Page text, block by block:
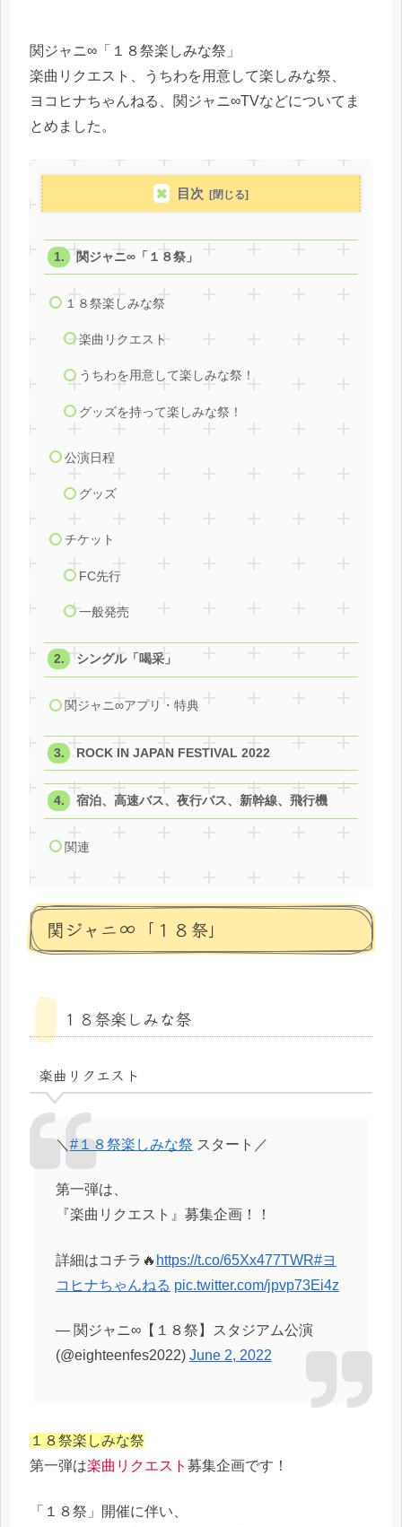
関ジャニ∞「１８祭楽しみな祭」
楽曲リクエスト、うちわを用意して楽しみな祭、
ヨコヒナちゃんねる、関ジャニ∞TVなどについてま
とめました。
目次
関ジャニ∞「１８祭」
１８祭楽しみな祭
楽曲リクエスト
うちわを用意して楽しみな祭！
グッズを持って楽しみな祭！
公演日程
グッズ
チケット
FC先行
一般発売
シングル「喝采」
関ジャニ∞アプリ・特典
ROCK IN JAPAN FESTIVAL 2022
宿泊、高速バス、夜行バス、新幹線、飛行機
関連
関ジャニ∞「１８祭」
１８祭楽しみな祭
楽曲リクエスト
＼ #１８祭楽しみな祭 スタート／
第一弾は、
『楽曲リクエスト』募集企画！！
詳細はコチラ🔥 https://t.co/65Xx477TWR#ヨ
コヒナちゃんねる pic.twitter.com/jpvp73Ei4z
— 関ジャニ∞【１８祭】スタジアム公演
(@eighteenfes2022) June 2, 2022
１８祭楽しみな祭
第一弾は楽曲リクエスト 募集企画です！
「１８祭」開催に伴い、